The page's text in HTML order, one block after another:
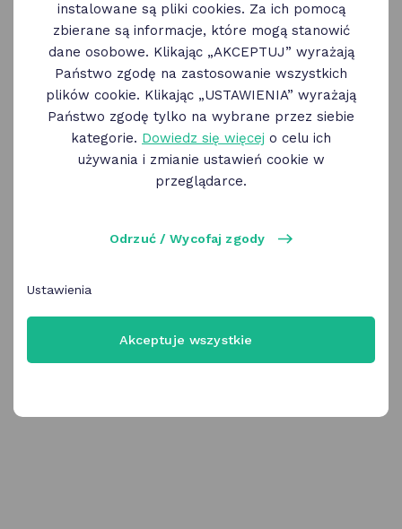
ID Poznań
Zaloguj się korzystając z profilu ID Poznań
Wybierz
OK Poznań
być wkrótce dostępna
instalowane są pliki cookies. Za ich pomocą
zbierane są informacje, które mogą stanowić
dane osobowe. Klikając „AKCEPTUJ” wyrażają
Państwo zgodę na zastosowanie wszystkich
plików cookie. Klikając „USTAWIENIA” wyrażają
Państwo zgodę tylko na wybrane przez siebie
kategorie. Dowiedz się więcej o celu ich
używania i zmianie ustawień cookie w
przeglądarce.
Odrzuć / Wycofaj zgody
Ustawienia
Akceptuje wszystkie